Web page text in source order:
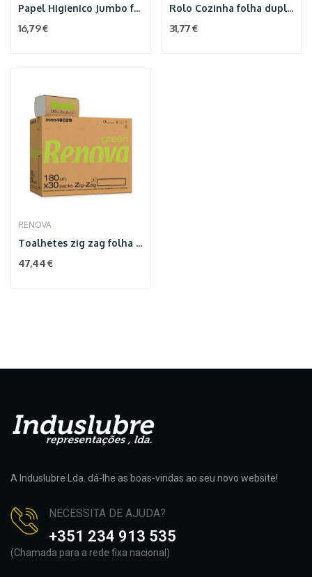
Papel Higienico Jumbo folha dupla 120 mt 12RL
16,79 €
Rolo Cozinha folha dupla 48RL
31,77 €
RENOVA
Toalhetes zig zag folha dupla 22x21 30x180 5400F
47,44 €
A Induslubre Lda. dá-lhe as boas-vindas ao seu novo website!
NECESSITA DE AJUDA?
+351 234 913 535
(Chamada para a rede fixa nacional)